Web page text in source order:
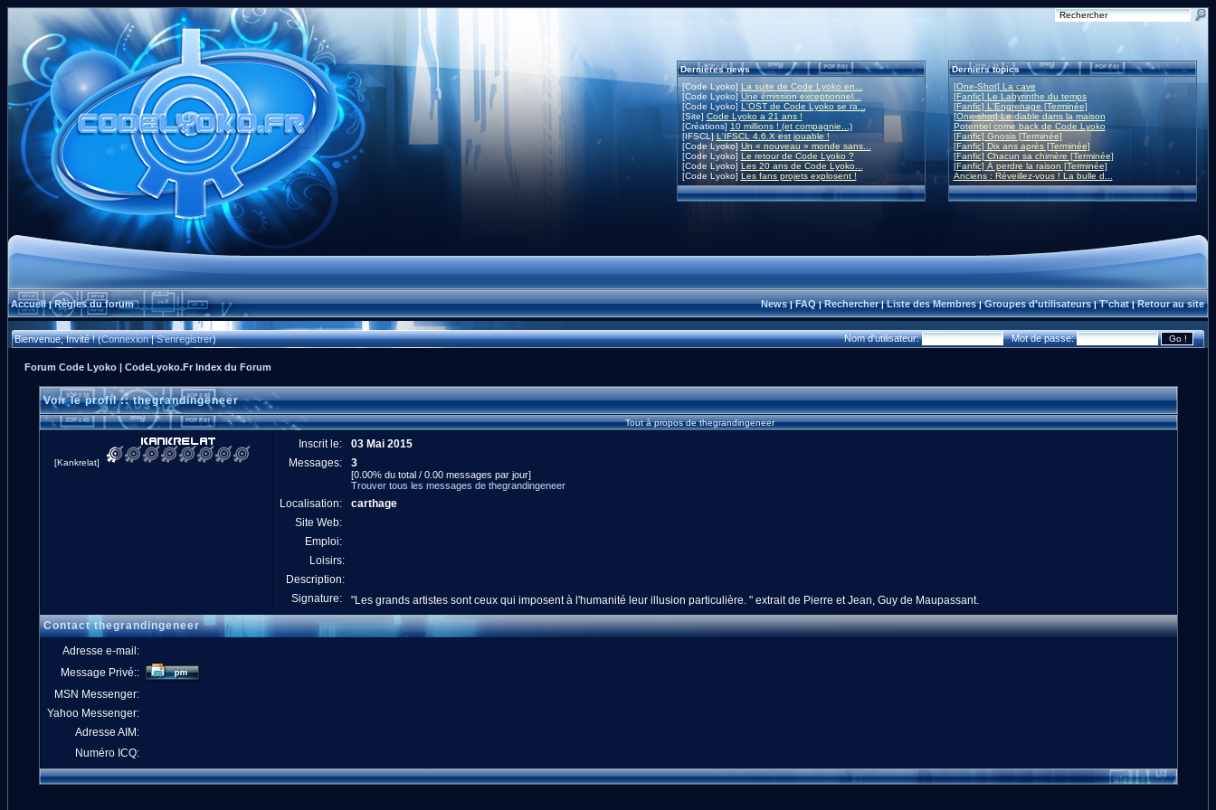
Dernières news
[Code Lyoko] La suite de Code Lyoko en...
[Code Lyoko]Une émission exceptionnel...
[Code Lyoko] L'OST de Code Lyoko se ra...
[Site] Code Lyoko a 21 ans !
[Créations] 10 millions ! (et compagnie...)
[IFSCL]L'IFSCL 4.6.X est jouable !
[Code Lyoko] Un « nouveau » monde sans...
[Code Lyoko] Le retour de Code Lyoko ?
[Code Lyoko] Les 20 ans de Code Lyoko...
[Code Lyoko] Les fans projets explosent !
Derniers topics
[One-Shot] La cave
[Fanfic] Le Labyrinthe du temps
[Fanfic] L'Engrenage [Terminée]
[One-shot] Le diable dans la maison
Potentiel come back de Code Lyoko
[Fanfic] Gnosis [Terminée]
[Fanfic] Dix ans après [Terminée]
[Fanfic] Chacun sa chimère [Terminée]
[Fanfic] À perdre la raison [Terminée]
Anciens : Réveillez-vous ! La bulle d...
Accueil|Règles du forum News|FAQ|Rechercher|Liste des Membres|Groupes d'utilisateurs|T'chat|Retour au site
Bienvenue, Invité ! (Connexion|S'enregistrer) Nom d'utilisateur: Mot de passe:
Forum Code Lyoko | CodeLyoko.Fr Index du Forum
Voir le profil :: thegrandingeneer
Tout à propos de thegrandingeneer
[Kankrelat]
Inscrit le:
03 Mai 2015
Messages:
3
[0.00% du total / 0.00 messages par jour]
Trouver tous les messages de thegrandingeneer
Localisation:
carthage
Site Web:
Emploi:
Loisirs:
Description:
Signature:
"Les grands artistes sont ceux qui imposent à l'humanité leur illusion particulière. " extrait de Pierre et Jean, Guy de Maupassant.
Contact thegrandingeneer
Adresse e-mail:
Message Privé::
MSN Messenger:
Yahoo Messenger:
Adresse AIM:
Numéro ICQ: